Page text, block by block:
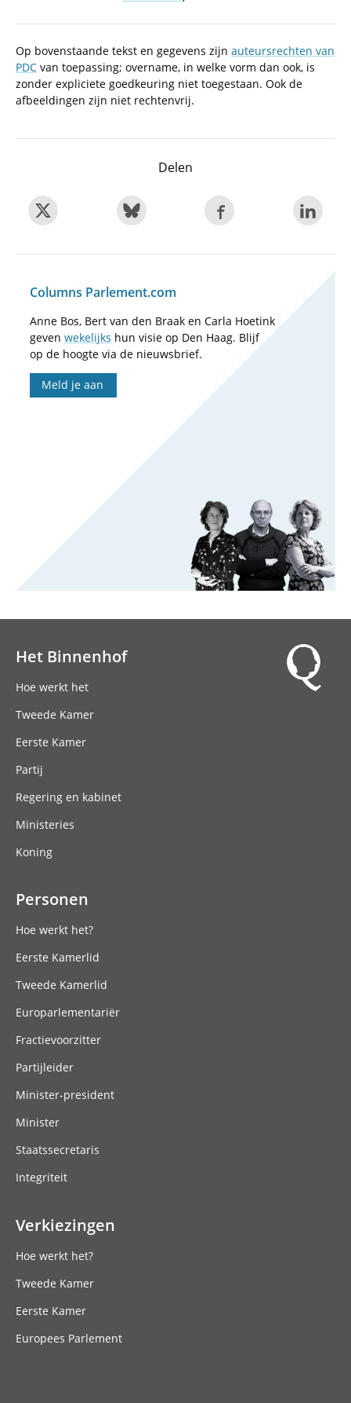
Op bovenstaande tekst en gegevens zijn auteursrechten van
PDC van toepassing; overname, in welke vorm dan ook, is
zonder expliciete goedkeuring niet toegestaan. Ook de
afbeeldingen zijn niet rechtenvrij.
Delen
Columns Parlement.com
Anne Bos, Bert van den Braak en Carla Hoetink
geven wekelijks hun visie op Den Haag. Blijf
op de hoogte via de nieuwsbrief.
Meld je aan
Het Binnenhof
Hoe werkt het
Tweede Kamer
Eerste Kamer
Partij
Regering en kabinet
Ministeries
Koning
Personen
Hoe werkt het?
Eerste Kamerlid
Tweede Kamerlid
Europarlementariër
Fractievoorzitter
Partijleider
Minister-president
Minister
Staatssecretaris
Integriteit
Verkiezingen
Hoe werkt het?
Tweede Kamer
Eerste Kamer
Europees Parlement